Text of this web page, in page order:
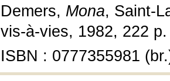
Demers, Mona, Saint-
vis-à-vies, 1982, 222
ISBN : 0777355981